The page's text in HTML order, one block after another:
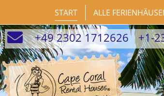
+1-
+49 2302 1712626
START ALLE